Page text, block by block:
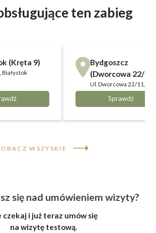
ten zabieg
(Kręta 9)
Białystok
Bydgoszcz
(Dworcowa 22/11)
Ul. Dworcowa 22/11,
Bydgoszcz
Sprawdź
WSZYSKIE
się nad umówieniem wizyty?
czekaj i już teraz umów się
na wizytę testową.